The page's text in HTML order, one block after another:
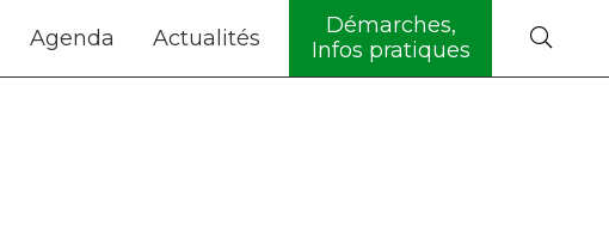
Agenda Actualités
Démarches,
Infos pratiques